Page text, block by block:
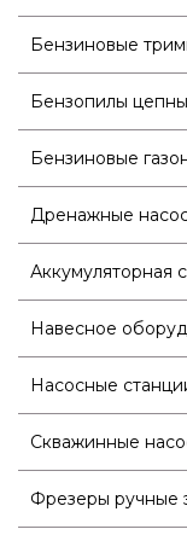
Бензиновые
Бензопилы
Бензиновые
Дренажные
Аккумуляторная
Навесное
Насосные
Скважинные
Фрезеры ручные